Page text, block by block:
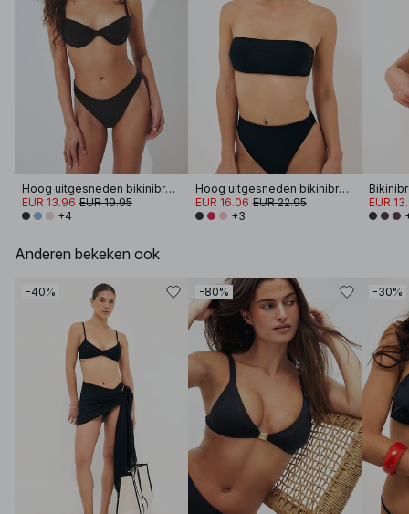
Hoog uitgesneden bikinibroekje
EUR 13.96 EUR 19.95
+4
Hoog uitgesneden bikinibroekje
EUR 16.06 EUR 22.95
+3
EUR
Anderen bekeken ook
-40% -80% -30%